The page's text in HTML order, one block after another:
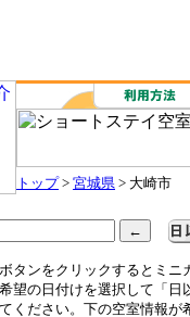
トップ> 宮城県 > 大崎市
タンをクリックするとミニ
望の日付けを選択して「日
ください。下の空室情報が